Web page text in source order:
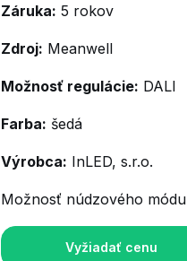
Záruka: 5 rokov
Zdroj: Meanwell
Možnosť regulácie: DALI
Farba: šedá
Výrobca: InLED, s.r.o.
Možnosť núdzového módu
Vyžiadať cenu